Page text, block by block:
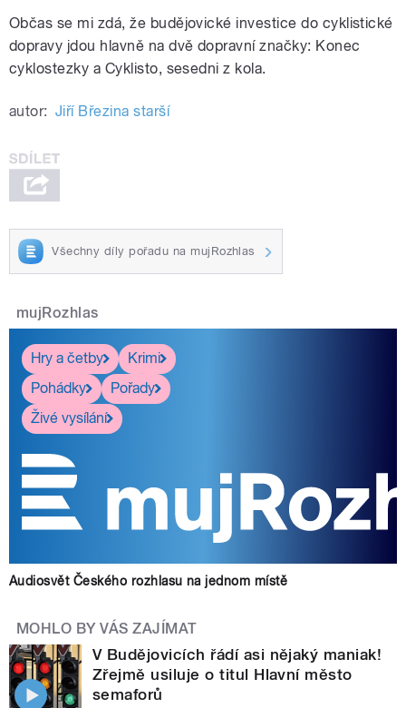
Občas se mi zdá, že budějovické investice do cyklistické
dopravy jdou hlavně na dvě dopravní značky: Konec
cyklostezky a Cyklisto, sesedni z kola.
autor: Jiří Březina starší
Všechny díly pořadu na mujRozhlas
mujRozhlas
Hry a četby
Krimi
Pohádky
Pořady
Živé vysílání
Audiosvět Českého rozhlasu na jednom místě
MOHLO BY VÁS ZAJÍMAT
V Budějovicích řádí asi nějaký maniak!
Zřejmě usiluje o titul Hlavní město
semaforů